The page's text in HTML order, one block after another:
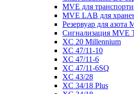
MVE для
MVE LAB для
Резервуар для азота
Сигнализация MVE
XC 20 Millennium
XC 47/11-10
XC 47/11-6
XC 47/11-6SQ
XC 43/28
XC 34/18 Plus